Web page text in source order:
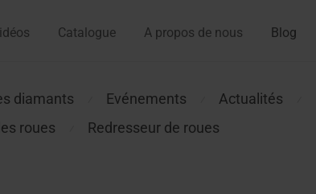
Catalogue A propos de nous Blog
diamants Evénements Actualités
roues Redresseur de roues